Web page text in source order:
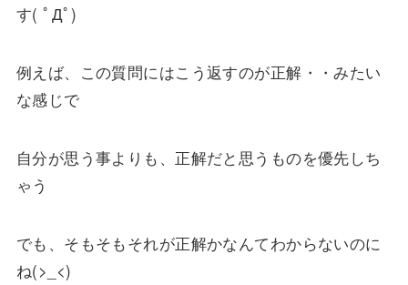
す( ﾟДﾟ)
例えば、この質問にはこう返すのが正解・・みたい
な感じで
自分が思う事よりも、正解だと思うものを優先しち
ゃう
でも、そもそもそれが正解かなんてわからないのに
ね(>_<)